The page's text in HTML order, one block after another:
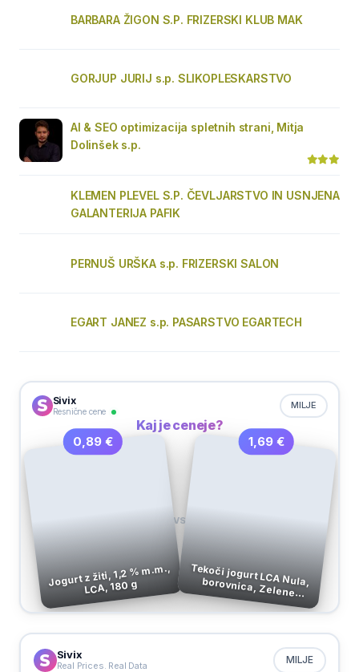
BARBARA ŽIGON S.P. FRIZERSKI KLUB MAK
GORJUP JURIJ s.p. SLIKOPLESKARSTVO
AI & SEO optimizacija spletnih strani, Mitja
Dolinšek s.p.
KLEMEN PLEVEL S.P. ČEVLJARSTVO IN USNJENA
GALANTERIJA PAFIK
PERNUŠ URŠKA s.p. FRIZERSKI SALON
EGART JANEZ s.p. PASARSTVO EGARTECH
Sivix
Resnične cene
MILJE
Kaj je ceneje?
0,89 €
Jogurt z žiti, 1,2 % m.m.,
LCA, 180 g
VS
1,69 €
Tekoči jogurt LCA Nula, borovnica, Zelene
Doline, 500 g
Sivix
Real Prices. Real Data MILJE